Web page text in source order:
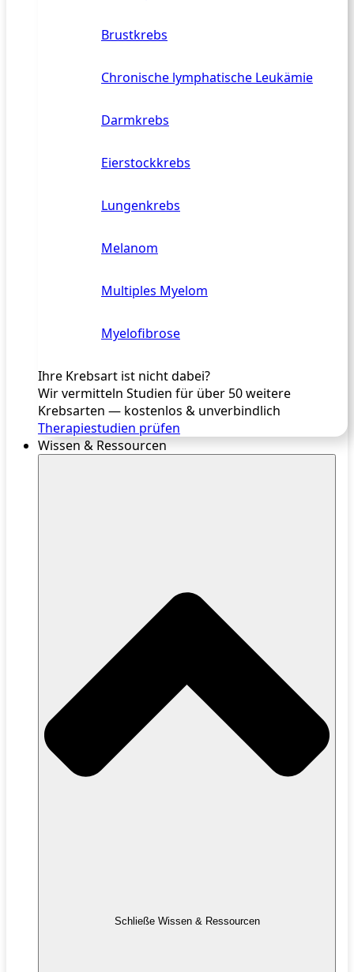
Brustkrebs
Chronische lymphatische Leukämie
Darmkrebs
Eierstockkrebs
Lungenkrebs
Melanom
Multiples Myelom
Myelofibrose
Ihre Krebsart ist nicht dabei?
Wir vermitteln Studien für über 50 weitere
Krebsarten — kostenlos & unverbindlich
Therapiestudien prüfen
Wissen & Ressourcen
Schließe Wissen & Ressourcen